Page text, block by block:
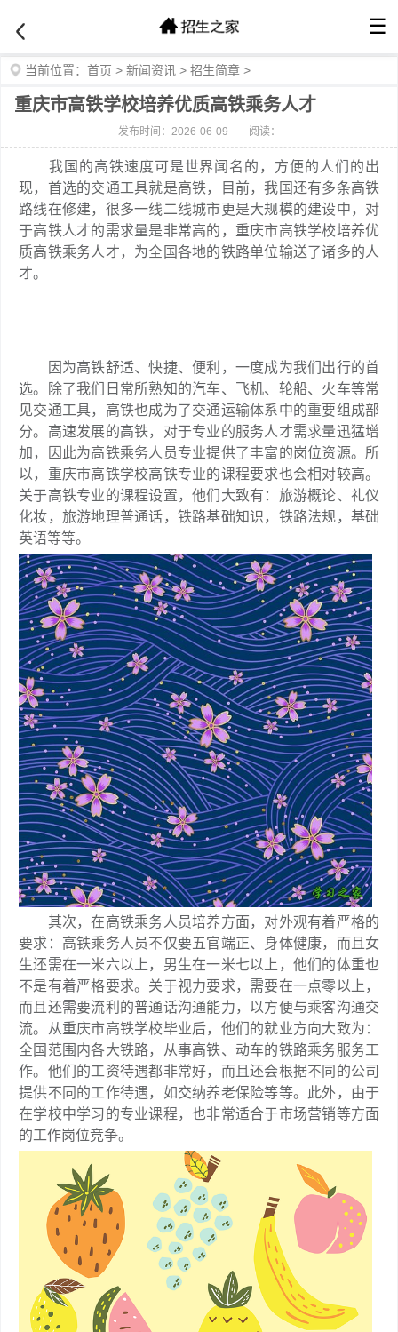
☰
当前位置： 首页 > 新闻资讯 > 招生简章 >
重庆市高铁学校培养优质高铁乘务人才
发布时间：2026-06-09 阅读：
我国的高铁速度可是世界闻名的，方便的人们的出
现，首选的交通工具就是高铁，目前，我国还有多条高铁
路线在修建，很多一线二线城市更是大规模的建设中，对
于高铁人才的需求量是非常高的，重庆市高铁学校培养优
质高铁乘务人才，为全国各地的铁路单位输送了诸多的人
才。
因为高铁舒适、快捷、便利，一度成为我们出行的首
选。除了我们日常所熟知的汽车、飞机、轮船、火车等常
见交通工具，高铁也成为了交通运输体系中的重要组成部
分。高速发展的高铁，对于专业的服务人才需求量迅猛增
加，因此为高铁乘务人员专业提供了丰富的岗位资源。所
以，重庆市高铁学校高铁专业的课程要求也会相对较高。
关于高铁专业的课程设置，他们大致有：旅游概论、礼仪
化妆，旅游地理普通话，铁路基础知识，铁路法规，基础
英语等等。
其次，在高铁乘务人员培养方面，对外观有着严格的
要求：高铁乘务人员不仅要五官端正、身体健康，而且女
生还需在一米六以上，男生在一米七以上，他们的体重也
不是有着严格要求。关于视力要求，需要在一点零以上，
而且还需要流利的普通话沟通能力，以方便与乘客沟通交
流。从重庆市高铁学校毕业后，他们的就业方向大致为：
全国范围内各大铁路，从事高铁、动车的铁路乘务服务工
作。他们的工资待遇都非常好，而且还会根据不同的公司
提供不同的工作待遇，如交纳养老保险等等。此外，由于
在学校中学习的专业课程，也非常适合于市场营销等方面
的工作岗位竞争。